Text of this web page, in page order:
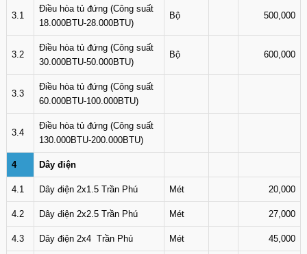
3.1
Điều hòa tủ đứng (Công suất
18.000BTU-28.000BTU)
Bộ 500,000
3.2
Điều hòa tủ đứng (Công suất
30.000BTU-50.000BTU)
Bộ 600,000
3.3
Điều hòa tủ đứng (Công suất
60.000BTU-100.000BTU)
3.4
Điều hòa tủ đứng (Công suất
130.000BTU-200.000BTU)
4 Dây điện
4.1 Dây điện 2x1.5 Trần Phú Mét 20,000
4.2 Dây điện 2x2.5 Trần Phú Mét 27,000
4.3 Dây điện 2x4 Trần Phú Mét 45,000